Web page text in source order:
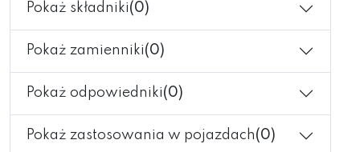
Pokaż składniki(0)
Pokaż zamienniki(0)
Pokaż odpowiedniki(0)
Pokaż zastosowania w pojazdach(0)